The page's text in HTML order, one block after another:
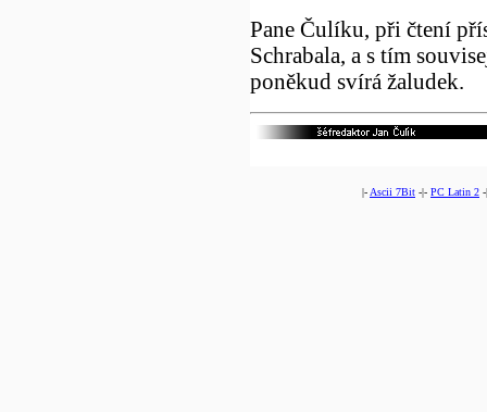
Pane Čulíku, při čtení
Schrabala, a s tím
poněkud svírá žaludek.
|- Ascii 7Bit -|- PC Latin 2